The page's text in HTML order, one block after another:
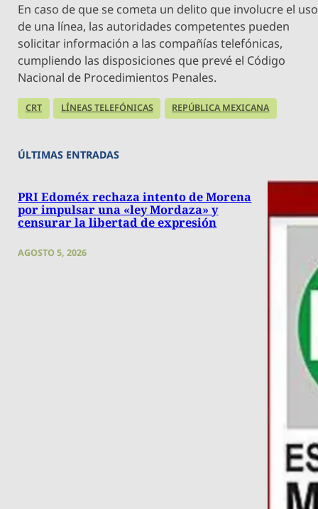
En caso de que se cometa un delito que involucre el uso
de una línea, las autoridades competentes pueden
solicitar información a las compañías telefónicas,
cumpliendo las disposiciones que prevé el Código
Nacional de Procedimientos Penales.
CRT LÍNEAS TELEFÓNICAS REPÚBLICA MEXICANA
ÚLTIMAS ENTRADAS
PRI Edoméx rechaza intento de Morena
por impulsar una «ley Mordaza» y
censurar la libertad de expresión
AGOSTO 5, 2026